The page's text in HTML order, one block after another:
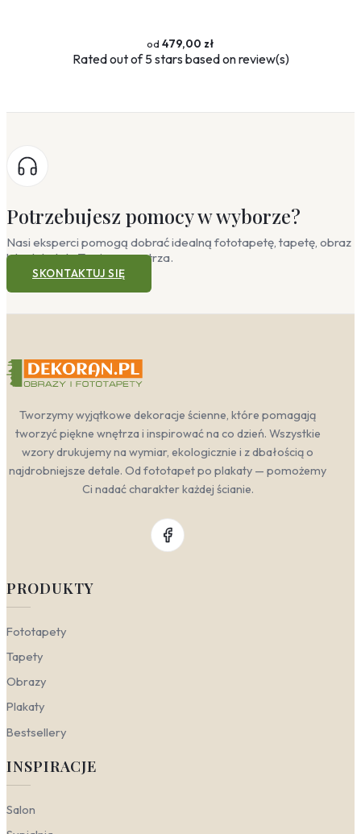
479,00 zł
Ratedout of 5 stars based onreview(s)
Potrzebujesz pomocy w wyborze?
Nasi eksperci pomogą dobrać idealną fototapetę, tapetę, obraz
lub plakat do Twojego wnętrza.
SKONTAKTUJ SIĘ
Tworzymy wyjątkowe dekoracje ścienne, które pomagają
tworzyć piękne wnętrza i inspirować na co dzień. Wszystkie
wzory drukujemy na wymiar, ekologicznie i z dbałością o
najdrobniejsze detale. Od fototapet po plakaty — pomożemy
Ci nadać charakter każdej ścianie.
PRODUKTY
Fototapety
Tapety
Obrazy
Plakaty
Bestsellery
INSPIRACJE
Salon